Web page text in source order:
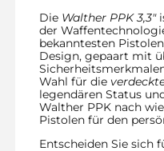
Die Walther PPK 3,3″
der
bekanntesten
Design, gepaart mit
Wahl für die
legendären Status
Walther PPK nach
Pistolen für den
Entscheiden Sie sich